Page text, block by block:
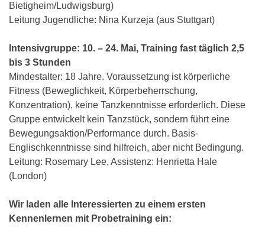
Bietigheim/Ludwigsburg)
Leitung Jugendliche: Nina Kurzeja (aus Stuttgart)
Intensivgruppe: 10. – 24. Mai, Training fast täglich 2,5
bis 3 Stunden
Mindestalter: 18 Jahre. Voraussetzung ist körperliche
Fitness (Beweglichkeit, Körperbeherrschung,
Konzentration), keine Tanzkenntnisse erforderlich. Diese
Gruppe entwickelt kein Tanzstück, sondern führt eine
Bewegungsaktion/Performance durch. Basis-
Englischkenntnisse sind hilfreich, aber nicht Bedingung.
Leitung: Rosemary Lee, Assistenz: Henrietta Hale
(London)
Wir laden alle Interessierten zu einem ersten
Kennenlernen mit Probetraining ein: